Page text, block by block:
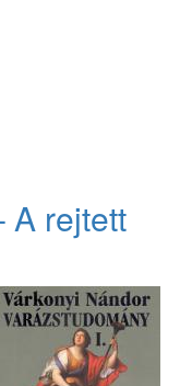
A rejtett